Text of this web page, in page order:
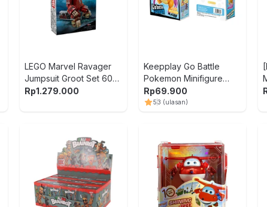
LEGO Marvel Ravager
Jumpsuit Groot Set 604
pcs 76341 - Mix
Rp1.279.000
Keepplay Go Battle
Pokemon Minifigure
Dragonite Vol 2 Model
Kit - Oranye
Rp69.900
53 (ulasan)